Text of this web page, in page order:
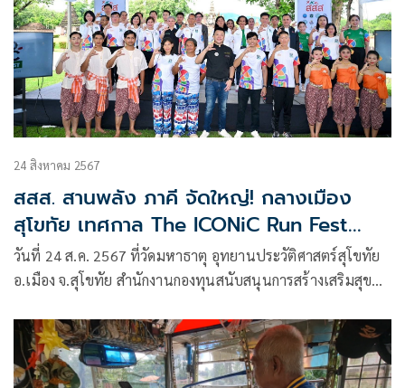
24 สิงหาคม 2567
สสส. สานพลัง ภาคี จัดใหญ่! กลางเมือง
สุโขทัย เทศกาล The ICONiC Run Fest
Thailand Series Sukhothai 2024 เดิน วิ่ง
กิน เที่ยว เพื่อสุขภาพ
วันที่ 24 ส.ค. 2567 ที่วัดมหาธาตุ อุทยานประวัติศาสตร์สุโขทัย
อ.เมือง จ.สุโขทัย สำนักงานกองทุนสนับสนุนการสร้างเสริมสุข
กระทรวงสาธารณสุข